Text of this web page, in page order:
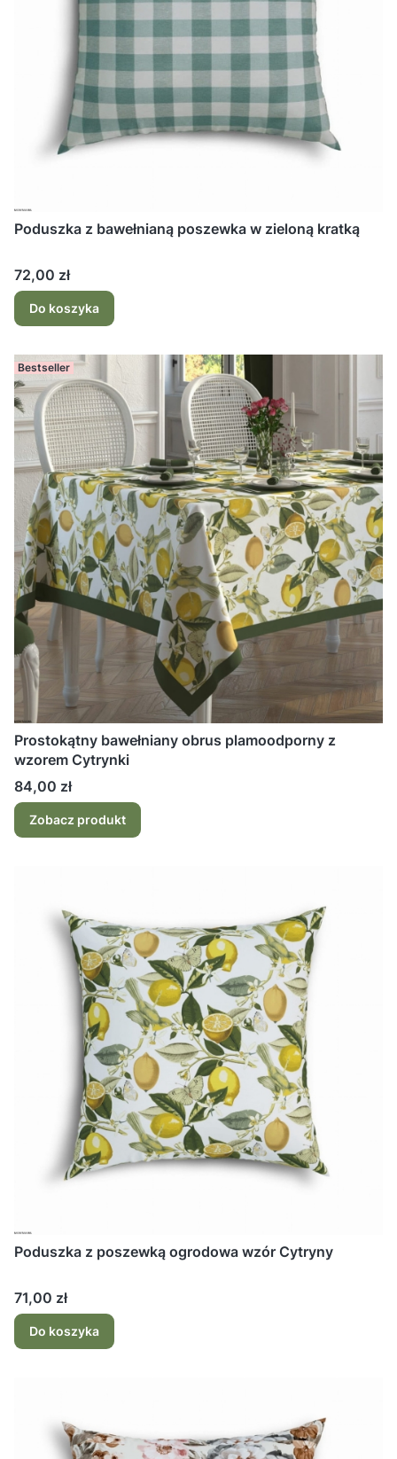
Poduszka z bawełnianą poszewka w zieloną kratką
Cena
72,00 zł
Do koszyka
Bestseller
Prostokątny bawełniany obrus plamoodporny z
wzorem Cytrynki
Cena
84,00 zł
Zobacz produkt
Poduszka z poszewką ogrodowa wzór Cytryny
Cena
71,00 zł
Do koszyka